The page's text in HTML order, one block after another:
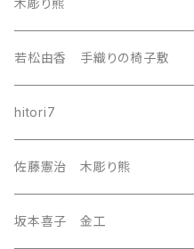
nordic
southeast Asia
east asia
Central Asia
木彫り熊
若松由香 手織りの椅子敷
hitori7
佐藤憲治 木彫り熊
坂本喜子 金工